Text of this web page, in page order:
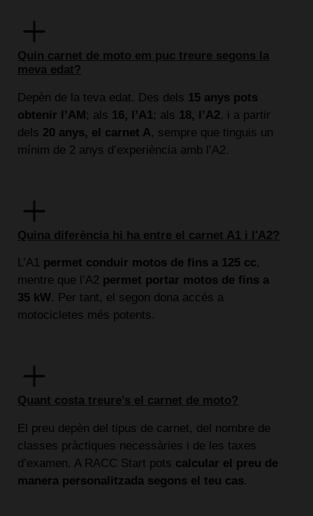
Quin carnet de moto em puc treure segons la
meva edat?
Depèn de la teva edat. Des dels 15 anys pots
obtenir l’AM; als 16, l’A1; als 18, l’A2, i a partir
dels 20 anys, el carnet A, sempre que tinguis un
mínim de 2 anys d’experiència amb l’A2.
Quina diferència hi ha entre el carnet A1 i l'A2?
L’A1 permet conduir motos de fins a 125 cc,
mentre que l’A2 permet portar motos de fins a
35 kW. Per tant, el segon dona accés a
motocicletes més potents.
Quant costa treure’s el carnet de moto?
El preu depèn del tipus de carnet, del nombre de
classes pràctiques necessàries i de les taxes
d’examen. A RACC Start pots calcular el preu de
manera personalitzada segons el teu cas.